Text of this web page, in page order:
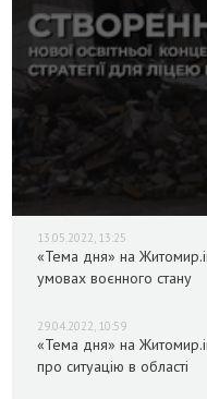
13.05.2022, 13:25
«Тема дня» на
умовах воєнного стану
29.04.2022, 10:59
«Тема дня» на
про ситуацію в області